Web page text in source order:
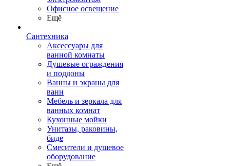
Офисное освещение
Ещё
Сантехника
Аксессуары для
ванной комнаты
Душевые ограждения
и поддоны
Ванны и экраны для
ванн
Мебель и зеркала для
ванных комнат
Кухонные мойки
Унитазы, раковины,
биде
Смесители и душевое
оборудование